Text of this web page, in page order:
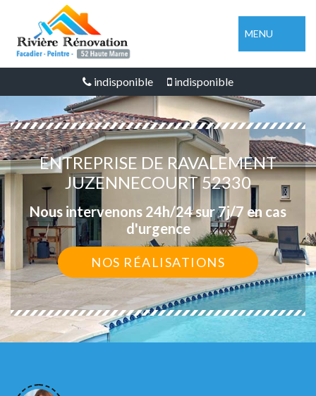
MENU
indisponible indisponible
ENTREPRISE DE RAVALEMENT
JUZENNECOURT 52330
Nous intervenons 24h/24 sur 7j/7 en cas
d'urgence
NOS RÉALISATIONS